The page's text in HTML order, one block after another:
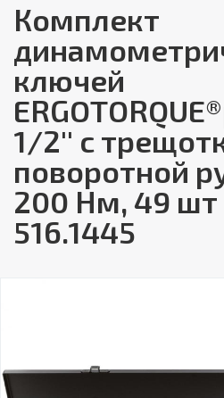
Комплект
ключей
1/2'' с
поворотной
200 Нм, 49 шт
516.1445